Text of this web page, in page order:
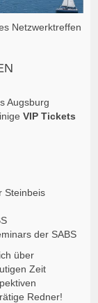
Netzwerktreffen
Augsburg
VIP Tickets
Steinbeis
der SABS
über
Zeit
Redner!